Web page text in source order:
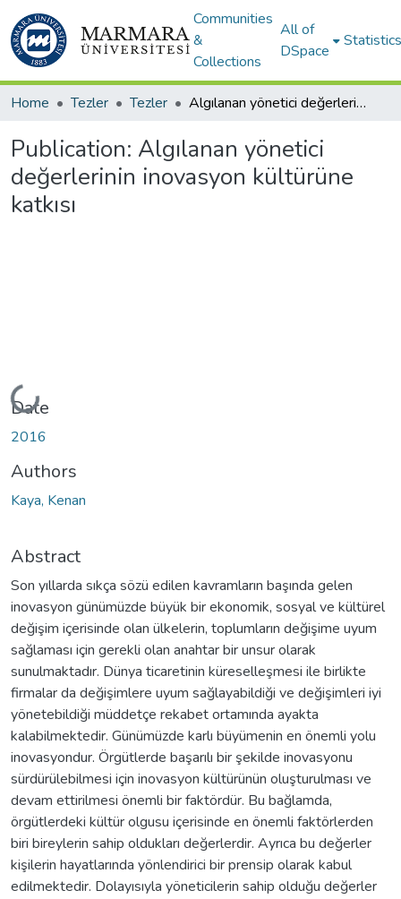
Communities
&
Collections
All of
DSpace
Statistics
Home Tezler Tezler Algılanan yönetici değerlerinin inovasyon kültürüne katkısı
Publication: Algılanan yönetici
değerlerinin inovasyon kültürüne
katkısı
Loading...
Date
2016
Authors
Kaya, Kenan
Abstract
Son yıllarda sıkça sözü edilen kavramların başında gelen
inovasyon günümüzde büyük bir ekonomik, sosyal ve kültürel
değişim içerisinde olan ülkelerin, toplumların değişime uyum
sağlaması için gerekli olan anahtar bir unsur olarak
sunulmaktadır. Dünya ticaretinin küreselleşmesi ile birlikte
firmalar da değişimlere uyum sağlayabildiği ve değişimleri iyi
yönetebildiği müddetçe rekabet ortamında ayakta
kalabilmektedir. Günümüzde karlı büyümenin en önemli yolu
inovasyondur. Örgütlerde başarılı bir şekilde inovasyonu
sürdürülebilmesi için inovasyon kültürünün oluşturulması ve
devam ettirilmesi önemli bir faktördür. Bu bağlamda,
örgütlerdeki kültür olgusu içerisinde en önemli faktörlerden
biri bireylerin sahip oldukları değerlerdir. Ayrıca bu değerler
kişilerin hayatlarında yönlendirici bir prensip olarak kabul
edilmektedir. Dolayısıyla yöneticilerin sahip olduğu değerler